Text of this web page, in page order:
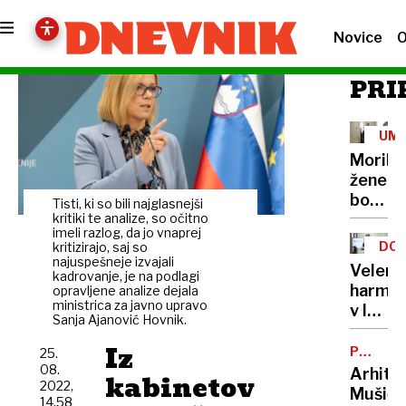
Novice
Tisti, ki so bili najglasnejši
kritiki te analize, so očitno
imeli razlog, da jo vnaprej
kritizirajo, saj so
najuspešneje izvajali
kadrovanje, je na podlagi
opravljene analize dejala
ministrica za javno upravo
Sanja Ajanović Hovnik.
Iz
kabinetov
25.
08.
2022,
14.58
žene
bo
sedel
21
let
v lov
na
nov
rekord
CENTER
Mušič: